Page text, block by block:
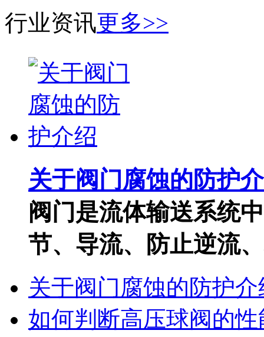
行业资讯更多>>
关于阀门腐蚀的防护
阀门是流体输送系统
节、导流、防止逆流
关于阀门腐蚀的防护介
如何判断高压球阀的